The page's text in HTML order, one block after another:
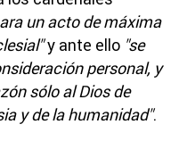
un acto de máxima
y ante ello "se
personal, y
sólo al Dios de
y de la humanidad".